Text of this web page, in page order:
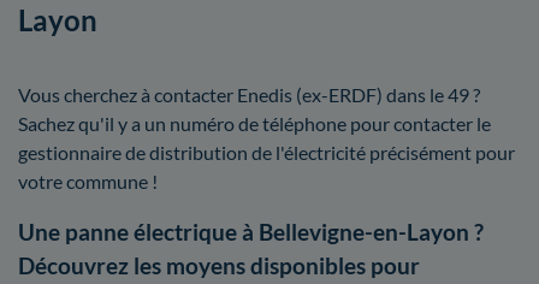
Layon
Vous cherchez à contacter Enedis (ex-ERDF) dans le 49 ?
Sachez qu'il y a un numéro de téléphone pour contacter le
gestionnaire de distribution de l'électricité précisément pour
votre commune !
Une panne électrique à Bellevigne-en-Layon ?
Découvrez les moyens disponibles pour